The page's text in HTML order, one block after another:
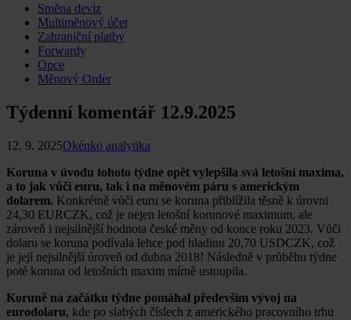
Skip
content
Směna deviz
Multiměnový účet
Zahraniční platby
Forwardy
Opce
Měnový Order
Týdenní komentář 12.9.2025
12. 9. 2025Okénko analytika
Koruna v úvodu tohoto týdne opět vylepšila svá letošní maxima,
a to jak vůči euru, tak i na měnovém páru s americkým
dolarem. Konkrétně vůči euru se koruna přiblížila těsně k úrovni
24,30 EURCZK, což je nejen letošní korunové maximum, ale
zároveň i nejsilnější hodnota české měny od konce roku 2023. Vůči
dolaru se koruna podívala lehce pod hladinu 20,70 USDCZK, což
je její nejsilnější úroveň od dubna 2018! Následně v průběhu týdne
poté koruna od letošních maxim mírně ustoupila.
Koruně na začátku týdne pomáhal především vývoj na
eurodolaru, kde po slabých číslech z amerického pracovního trhu